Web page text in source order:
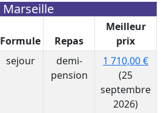
Marseille
Formule Repas
Meilleur
prix
sejour
demi-
pension
1 710,00 €
(25
septembre
2026)